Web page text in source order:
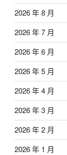
2026 年 8 月
2026 年 7 月
2026 年 6 月
2026 年 5 月
2026 年 4 月
2026 年 3 月
2026 年 2 月
2026 年 1 月